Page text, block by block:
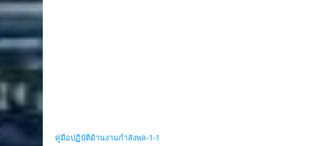
คู่มือปฏิบัติด้านงานกำลังพล-1-1